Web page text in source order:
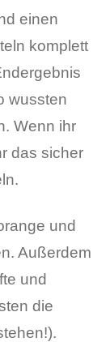
einen
komplett
wussten
Wenn ihr
das sicher
und
Außerdem
und
die